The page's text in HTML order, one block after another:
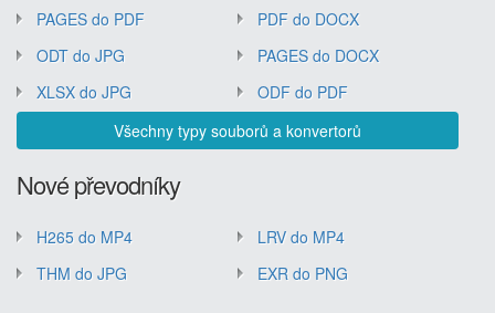
PAGES do PDF
PDF do DOCX
ODT do JPG
PAGES do DOCX
XLSX do JPG
ODF do PDF
Všechny typy souborů a konvertorů
Nové převodníky
H265 do MP4
LRV do MP4
THM do JPG
EXR do PNG